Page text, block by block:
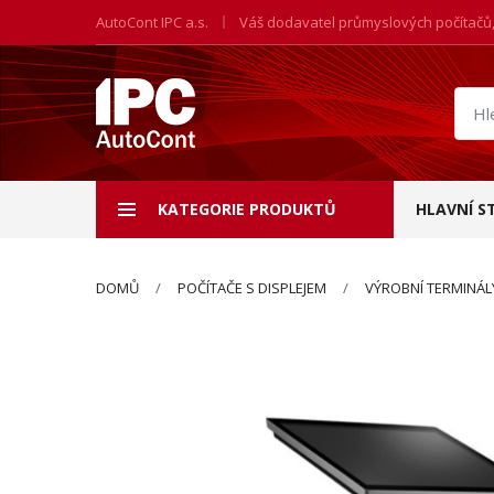
AutoCont IPC a.s. Váš dodavatel průmyslových
KATEGORIE PRODUKTŮ HLAVNÍ
DOMŮ POČÍTAČE S DISPLEJEM VÝROBNÍ